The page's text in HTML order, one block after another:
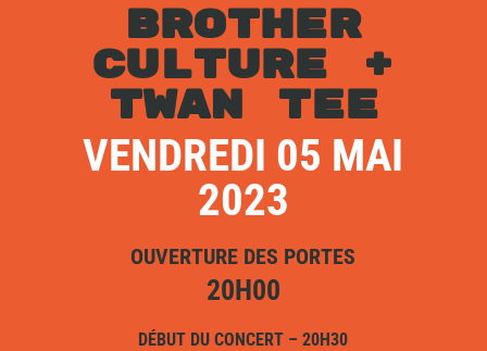
BROTHER
CULTURE +
TWAN TEE
VENDREDI 05 MAI
2023
OUVERTURE DES PORTES
20H00
DÉBUT DU CONCERT – 20H30